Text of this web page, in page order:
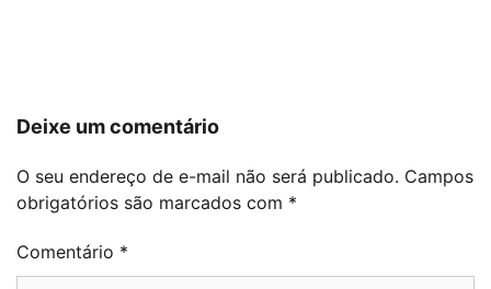
Deixe um comentário
O seu endereço de e-mail não será publicado. Campos
obrigatórios são marcados com *
Comentário *